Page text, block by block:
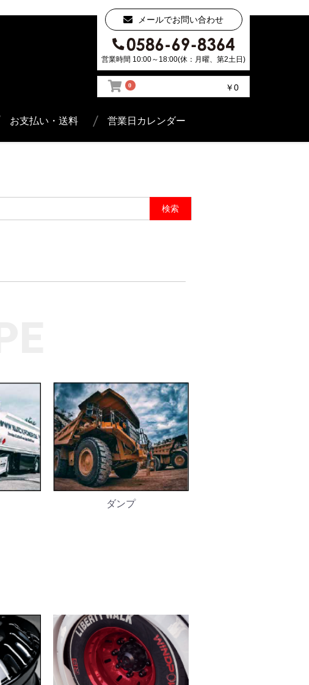
メールでお問い合わせ
営業時間 10:00～18:00(休：月曜、第2土日)
0 ￥0
お支払い・送料 営業日カレンダー
検索
ダンプ